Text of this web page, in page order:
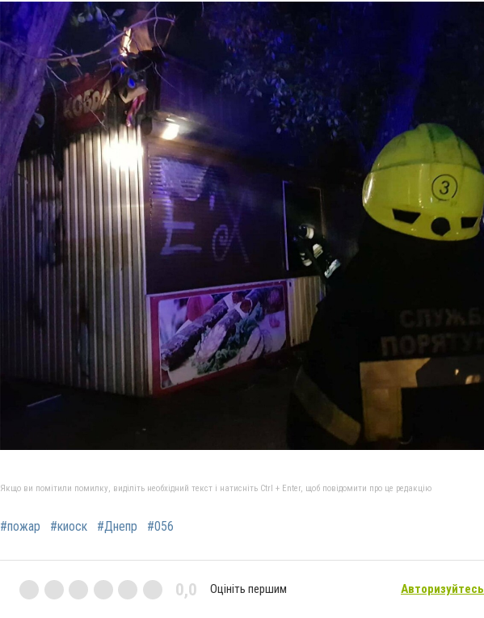
Якщо ви помітили помилку, виділіть необхідний текст і натисніть Ctrl + Enter, щоб повідомити про це редакцію
#пожар #киоск #Днепр #056
0,0 Оцініть першим Авторизуйтесь